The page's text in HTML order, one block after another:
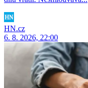
HN.cz
6. 8. 2026, 22:00